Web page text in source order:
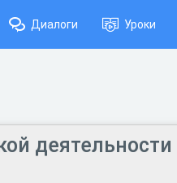
Диалоги Уроки